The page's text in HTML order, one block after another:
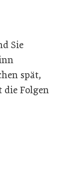
Sie
spät,
die Folgen